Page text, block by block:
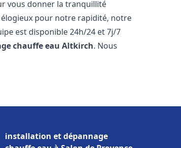
vous donner la tranquillité
pour notre rapidité, notre
est disponible 24h/24 et 7j/7
chauffe eau Altkirch. Nous
installation et dépannage